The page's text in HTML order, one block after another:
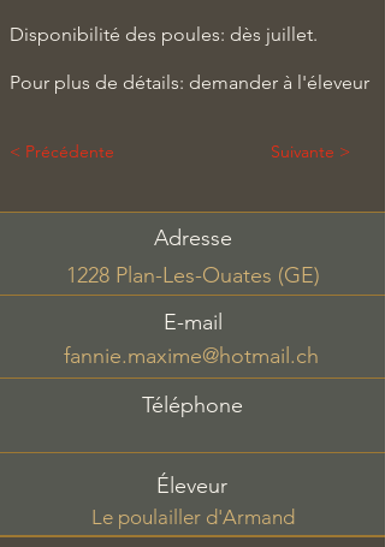
Disponibilité des poules: dès juillet.
Pour plus de détails: demander à l'éleveur
< Précédente Suivante >
Adresse
1228 Plan-Les-Ouates (GE)
E-mail
fannie.maxime@hotmail.ch
Téléphone
Éleveur
Le poulailler d'Armand